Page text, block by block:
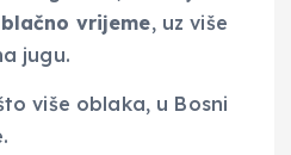
vrijeme, uz više
jugu.
više oblaka, u Bosni